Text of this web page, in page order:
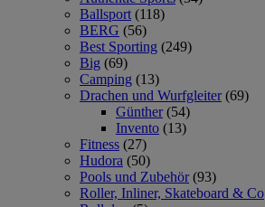
Ballsport (118)
BERG (56)
Best Sporting (249)
Big (69)
Camping (13)
Drachen und Wurfgleiter (69)
Günther (54)
Invento (13)
Fitness (27)
Hudora (50)
Pools und Zubehör (93)
Roller, Inliner, Skateboard & Co